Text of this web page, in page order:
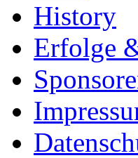
History
Erfolge